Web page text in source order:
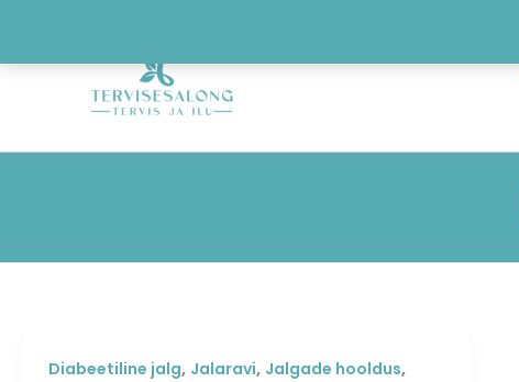
content
Diabeetiline jalg, Jalaravi, Jalgade hooldus,